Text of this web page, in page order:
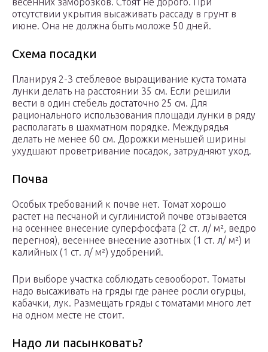
отсутствии укрытия высаживать рассаду в грунт в
июне. Она не должна быть моложе 50 дней.
Схема посадки
Планируя 2-3 стеблевое выращивание куста томата
лунки делать на расстоянии 35 см. Если решили
вести в один стебель достаточно 25 см. Для
рационального использования площади лунки в ряду
располагать в шахматном порядке. Междурядья
делать не менее 60 см. Дорожки меньшей ширины
ухудшают проветривание посадок, затрудняют уход.
Почва
Особых требований к почве нет. Томат хорошо
растет на песчаной и суглинистой почве отзывается
на осеннее внесение суперфосфата (2 ст. л/ м², ведро
перегноя), весеннее внесение азотных (1 ст. л/ м²) и
калийных (1 ст. л/ м²) удобрений.
При выборе участка соблюдать севооборот. Томаты
надо высаживать на гряды где ранее росли огурцы,
кабачки, лук. Размещать гряды с томатами много лет
на одном месте не стоит.
Надо ли пасынковать?